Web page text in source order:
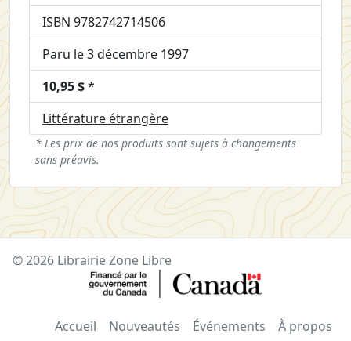
ISBN 9782742714506
Paru le 3 décembre 1997
10,95 $*
Littérature étrangère
* Les prix de nos produits sont sujets à changements
sans préavis.
© 2026 Librairie Zone Libre
Accueil Nouveautés Événements À propos